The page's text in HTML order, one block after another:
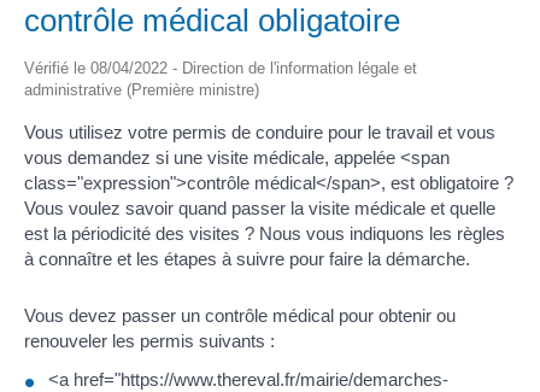
contrôle médical obligatoire
Vérifié le 08/04/2022 - Direction de l'information légale et
administrative (Première ministre)
Vous utilisez votre permis de conduire pour le travail et vous
vous demandez si une visite médicale, appelée <span
class="expression">contrôle médical</span>, est obligatoire ?
Vous voulez savoir quand passer la visite médicale et quelle
est la périodicité des visites ? Nous vous indiquons les règles
à connaître et les étapes à suivre pour faire la démarche.
Vous devez passer un contrôle médical pour obtenir ou
renouveler les permis suivants :
<a href="https://www.thereval.fr/mairie/demarches-